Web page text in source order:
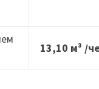
13,10 м³ /